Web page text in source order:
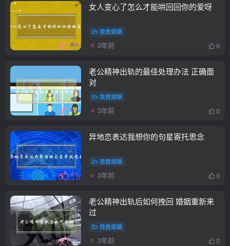
女人变心了怎么才能哄回回你的爱呀
挽救婚姻
3年前 0
老公精神出轨的最佳处理办法 正确面
对
挽救婚姻
3年前 0
异地恋表达我想你的句星寄托思念
挽救婚姻
3年前 0
老公精神出轨后如何挽回 婚姻重新来
过
挽救婚姻
3年前 0